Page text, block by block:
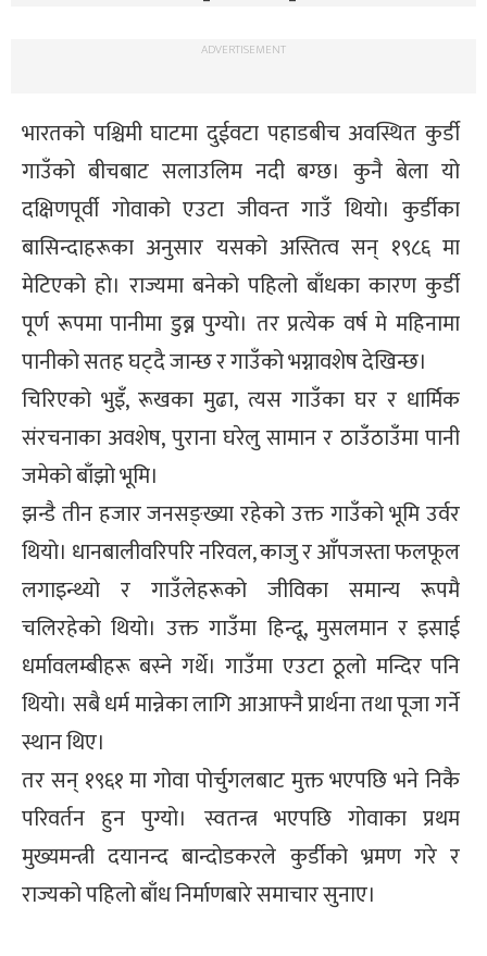
ADVERTISEMENT
भारतको पश्चिमी घाटमा दुईवटा पहाडबीच अवस्थित कुर्डी
गाउँको बीचबाट सलाउलिम नदी बग्छ। कुनै बेला यो
दक्षिणपूर्वी गोवाको एउटा जीवन्त गाउँ थियो। कुर्डीका
बासिन्दाहरूका अनुसार यसको अस्तित्व सन् १९८६ मा
मेटिएको हो। राज्यमा बनेको पहिलो बाँधका कारण कुर्डी
पूर्ण रूपमा पानीमा डुब्न पुग्यो। तर प्रत्येक वर्ष मे महिनामा
पानीको सतह घट्दै जान्छ र गाउँको भग्नावशेष देखिन्छ।
चिरिएको भुइँ, रूखका मुढा, त्यस गाउँका घर र धार्मिक
संरचनाका अवशेष, पुराना घरेलु सामान र ठाउँठाउँमा पानी
जमेको बाँझो भूमि।
झन्डै तीन हजार जनसङ्ख्या रहेको उक्त गाउँको भूमि उर्वर
थियो। धानबालीवरिपरि नरिवल, काजु र आँपजस्ता फलफूल
लगाइन्थ्यो र गाउँलेहरूको जीविका समान्य रूपमै
चलिरहेको थियो। उक्त गाउँमा हिन्दू, मुसलमान र इसाई
धर्मावलम्बीहरू बस्ने गर्थे। गाउँमा एउटा ठूलो मन्दिर पनि
थियो। सबै धर्म मान्नेका लागि आआफ्नै प्रार्थना तथा पूजा गर्ने
स्थान थिए।
तर सन् १९६१ मा गोवा पोर्चुगलबाट मुक्त भएपछि भने निकै
परिवर्तन हुन पुग्यो। स्वतन्त्र भएपछि गोवाका प्रथम
मुख्यमन्त्री दयानन्द बान्दोडकरले कुर्डीको भ्रमण गरे र
राज्यको पहिलो बाँध निर्माणबारे समाचार सुनाए।